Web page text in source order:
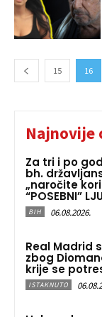
15 16
Najnovije
Za tri i po
bh.
„naročite
“POSEBNI”
BIH 06.08.2026.
Real Madrid
zbog
krije se
ISTAKNUTO